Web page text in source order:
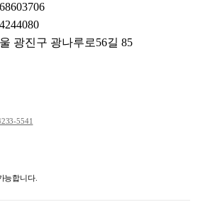
광진구 광나루로56길 85
5541
능합니다.